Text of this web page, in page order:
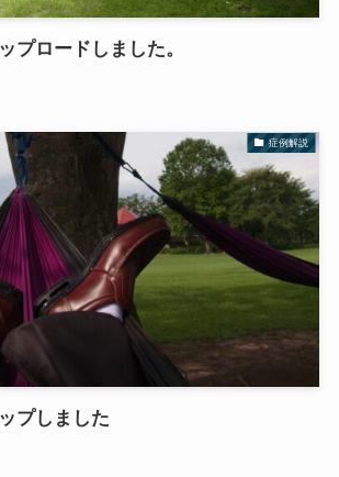
プロードしました。
症例解説
プしました